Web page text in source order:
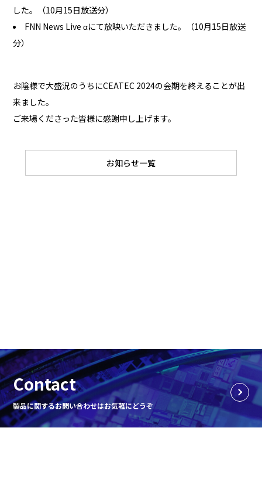
採用情報
お問い合わせ
した。（10月15日放送分）
FNN News Live αにて放映いただきました。（10月15日放送
分）
お陰様で大盛況のうちにCEATEC 2024の会期を終えることが出
来ました。
ご来場くださった皆様に感謝申し上げます。
お知らせ一覧
Contact
製品に関するお問い合わせはお気軽にどうぞ